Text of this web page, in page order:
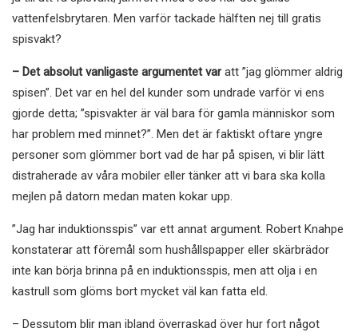
vattenfelsbrytaren. Men varför tackade hälften nej till gratis
spisvakt?
– Det absolut vanligaste argumentet varatt ”jag glömmer aldrig
spisen”. Det var en hel del kunder som undrade varför vi ens
gjorde detta; ”spisvakter är väl bara för gamla människor som
har problem med minnet?”. Men det är faktiskt oftare yngre
personer som glömmer bort vad de har på spisen, vi blir lätt
distraherade av våra mobiler eller tänker att vi bara ska kolla
mejlen på datorn medan maten kokar upp.
”Jag har induktionsspis” var ett annat argument. Robert Knahpe
konstaterar att föremål som hushållspapper eller skärbrädor
inte kan börja brinna på en induktionsspis, men att olja i en
kastrull som glöms bort mycket väl kan fatta eld.
– Dessutom blir man ibland överraskad över hur fort något